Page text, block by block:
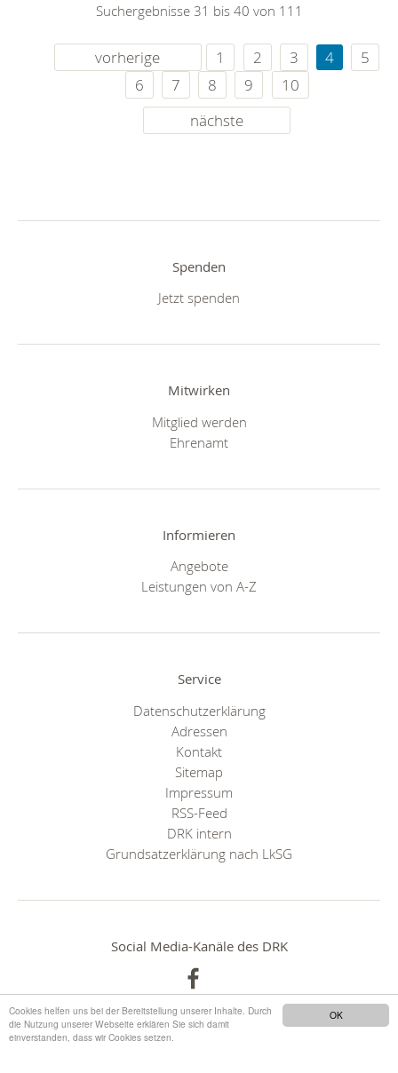
OK
Cookies helfen uns bei der Bereitstellung unserer Inhalte. Durch
die Nutzung unserer Webseite erklären Sie sich damit
einverstanden, dass wir Cookies setzen.
Suchergebnisse 31 bis 40 von 111
vorherige 1 2 3 4
5
6
7 8 9
10
nächste
Spenden
Jetzt spenden
Mitwirken
Mitglied werden
Ehrenamt
Informieren
Angebote
Leistungen von A-Z
Service
Datenschutzerklärung
Adressen
Kontakt
Sitemap
Impressum
RSS-Feed
DRK intern
Grundsatzerklärung nach LkSG
Social Media-Kanäle des DRK